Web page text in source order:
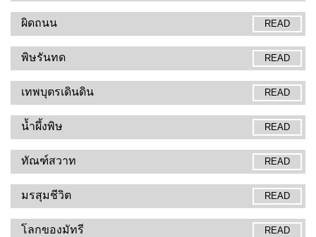
READ
ผิดถนน
READ
พิษรันทด
READ
เทพบุตรเดินดิน
READ
น้ำผึ้งพิษ
READ
ทัณฑ์สวาท
READ
มรสุมชีวิต
READ
โลกของมัทรี